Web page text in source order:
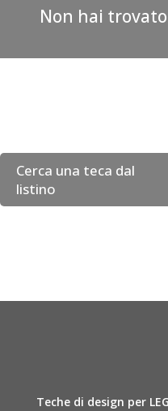
Non hai
Cerca una teca dal
listino
Teche di design per